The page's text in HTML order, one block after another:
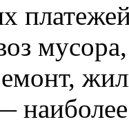
мусора,